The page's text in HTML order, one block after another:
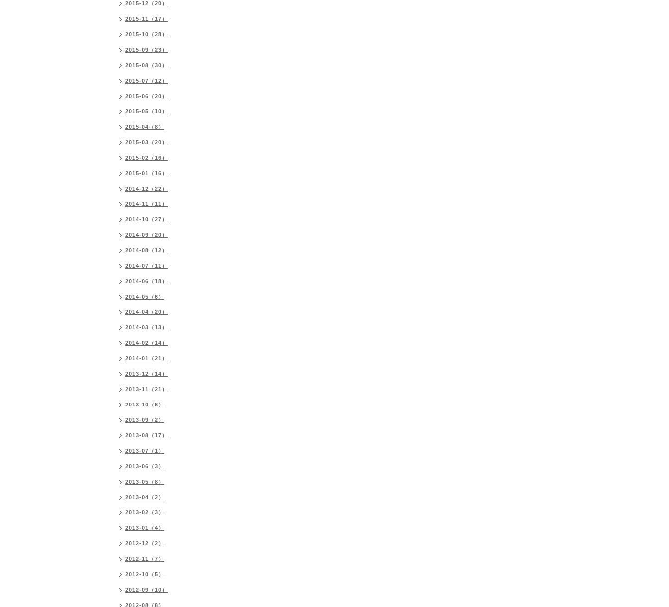
2015-12（20）
2015-11（17）
2015-10（28）
2015-09（23）
2015-08（30）
2015-07（12）
2015-06（20）
2015-05（10）
2015-04（8）
2015-03（20）
2015-02（16）
2015-01（16）
2014-12（22）
2014-11（11）
2014-10（27）
2014-09（20）
2014-08（12）
2014-07（11）
2014-06（18）
2014-05（6）
2014-04（20）
2014-03（13）
2014-02（14）
2014-01（21）
2013-12（14）
2013-11（21）
2013-10（6）
2013-09（2）
2013-08（17）
2013-07（1）
2013-06（3）
2013-05（8）
2013-04（2）
2013-02（3）
2013-01（4）
2012-12（2）
2012-11（7）
2012-10（5）
2012-09（10）
2012-08（8）